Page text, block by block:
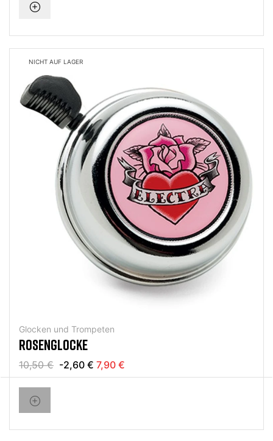
NICHT AUF LAGER
Glocken und Trompeten
ROSENGLOCKE
10,50 € -2,60 € 7,90 €